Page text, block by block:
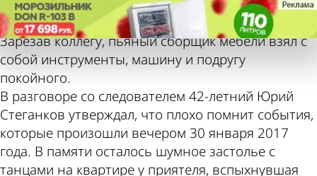
Убийство с возвращением
Репортер
28 декабря 2017, 14:38
Зарезав коллегу, пьяный сборщик мебели взял с
собой инструменты, машину и подругу
покойного.
В разговоре со следователем 42-летний Юрий
Стеганков утверждал, что плохо помнит события,
которые произошли вечером 30 января 2017
года. В памяти осталось шумное застолье с
танцами на квартире у приятеля, вспыхнувшая
Убийство с возвращением
Репортер
Также
пресса
Погода и
курсы